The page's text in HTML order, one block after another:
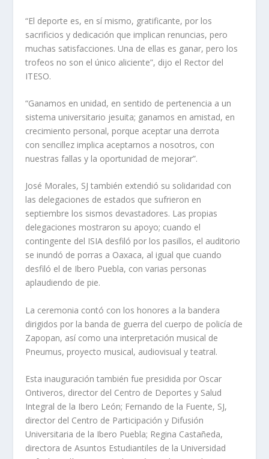
“El deporte es, en sí mismo, gratificante, por los
sacrificios y dedicación que implican renuncias, pero
muchas satisfacciones. Una de ellas es ganar, pero los
trofeos no son el único aliciente”, dijo el Rector del
ITESO.
“Ganamos en unidad, en sentido de pertenencia a un
sistema universitario jesuita; ganamos en amistad, en
crecimiento personal, porque aceptar una derrota
con sencillez implica aceptarnos a nosotros, con
nuestras fallas y la oportunidad de mejorar”.
José Morales, SJ también extendió su solidaridad con
las delegaciones de estados que sufrieron en
septiembre los sismos devastadores. Las propias
delegaciones mostraron su apoyo; cuando el
contingente del ISIA desfiló por los pasillos, el auditorio
se inundó de porras a Oaxaca, al igual que cuando
desfiló el de Ibero Puebla, con varias personas
aplaudiendo de pie.
La ceremonia contó con los honores a la bandera
dirigidos por la banda de guerra del cuerpo de policía de
Zapopan, así como una interpretación musical de
Pneumus, proyecto musical, audiovisual y teatral.
Esta inauguración también fue presidida por Oscar
Ontiveros, director del Centro de Deportes y Salud
Integral de la Ibero León; Fernando de la Fuente, SJ,
director del Centro de Participación y Difusión
Universitaria de la Ibero Puebla; Regina Castañeda,
directora de Asuntos Estudiantiles de la Universidad